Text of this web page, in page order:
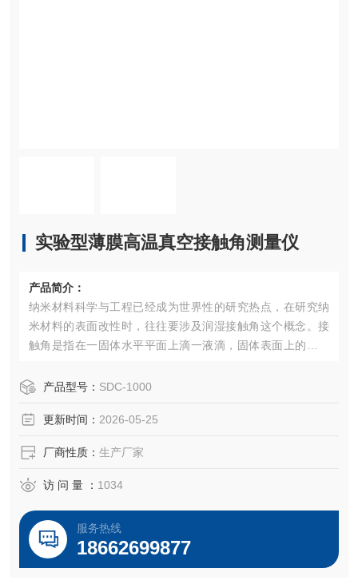
实验型薄膜高温真空接触角测量仪
产品简介：
纳米材料科学与工程已经成为世界性的研究热点，在研究纳
米材料的表面改性时，往往要涉及润湿接触角这个概念。接
触角是指在一固体水平平面上滴一液滴，固体表面上的固－
液相夹在其中时所成的角。高温真空接触角测量仪
产品型号： SDC-1000
更新时间： 2026-05-25
厂商性质： 生产厂家
访 问 量 ： 1034
服务热线
18662699877